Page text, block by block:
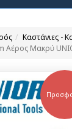
Καστάνιες -
Αέρος Μακρύ